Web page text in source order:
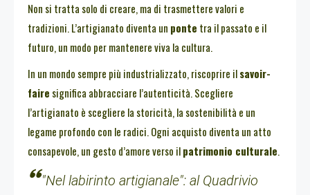
Non si tratta solo di creare, ma di trasmettere valori e
tradizioni. L’artigianato diventa un ponte tra il passato e il
futuro, un modo per mantenere viva la cultura.
In un mondo sempre più industrializzato, riscoprire ilsavoir-
faire significa abbracciare l’autenticità. Scegliere
l’artigianato è scegliere la storicità, la sostenibilità e un
legame profondo con le radici. Ogni acquisto diventa un atto
consapevole, un gesto d’amore verso ilpatrimonio culturale.
"Nel labirinto artigianale": al Quadrivio